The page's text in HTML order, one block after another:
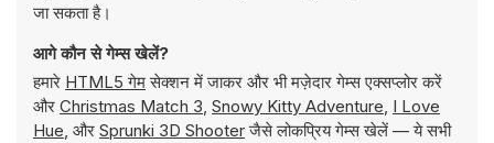
जा सकता है।
आगे कौन से गेम्स खेलें?
हमारे HTML5 गेमसेक्शन में जाकर और भी मज़ेदार गेम्स एक्सप्लोर करें
और Christmas Match 3, Snowy Kitty Adventure, I Love
Hue, और Sprunki 3D Shooterजैसे लोकप्रिय गेम्स खेलें — ये सभी